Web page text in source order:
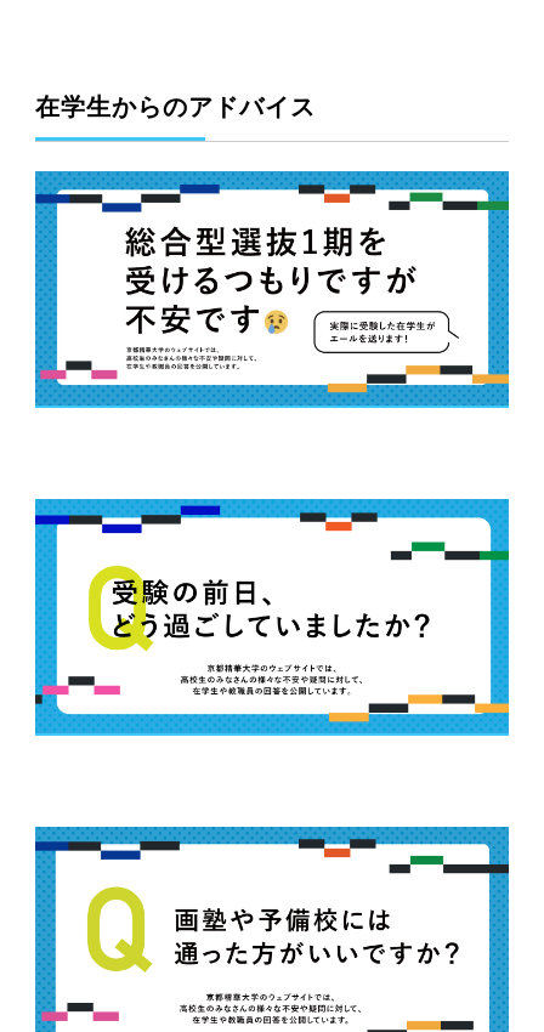
在学生からのアドバイス